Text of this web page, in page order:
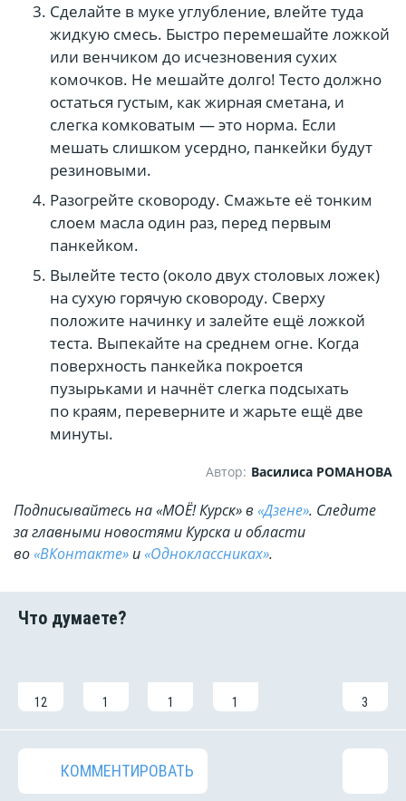
Сделайте в муке углубление, влейте туда
жидкую смесь. Быстро перемешайте ложкой
или венчиком до исчезновения сухих
комочков. Не мешайте долго! Тесто должно
остаться густым, как жирная сметана, и
слегка комковатым — это норма. Если
мешать слишком усердно, панкейки будут
резиновыми.
Разогрейте сковороду. Смажьте её тонким
слоем масла один раз, перед первым
панкейком.
Вылейте тесто (около двух столовых ложек)
на сухую горячую сковороду. Сверху
положите начинку и залейте ещё ложкой
теста. Выпекайте на среднем огне. Когда
поверхность панкейка покроется
пузырьками и начнёт слегка подсыхать
по краям, переверните и жарьте ещё две
минуты.
Автор: Василиса РОМАНОВА
Подписывайтесь на «МОЁ! Курск» в «Дзене». Cледите
за главными новостями Курска и области
во«ВКонтакте» и«Одноклассниках».
12 1 1 1 3
КОММЕНТИРОВАТЬ